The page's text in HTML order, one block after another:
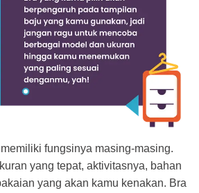
fungsinya masing-masing.
yang tepat, aktivitasnya, bahan
yang akan kamu kenakan. Bra